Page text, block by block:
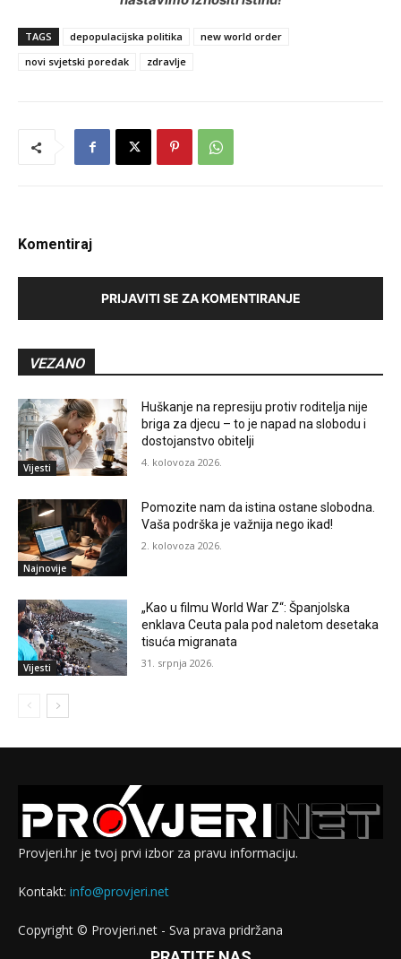
TAGS depopulacijska politika
new world order
novi svjetski poredak
zdravlje
Komentiraj
PRIJAVITI SE ZA KOMENTIRANJE
VEZANO
Vijesti
Huškanje na represiju protiv roditelja nije
briga za djecu – to je napad na slobodu i
dostojanstvo obitelji
4. kolovoza 2026.
Najnovije
Pomozite nam da istina ostane slobodna.
Vaša podrška je važnija nego ikad!
2. kolovoza 2026.
Vijesti
„Kao u filmu World War Z“: Španjolska
enklava Ceuta pala pod naletom desetaka
tisuća migranata
31. srpnja 2026.
Provjeri.hr je tvoj prvi izbor za pravu informaciju.
Kontakt: info@provjeri.net
Copyright © Provjeri.net - Sva prava pridržana